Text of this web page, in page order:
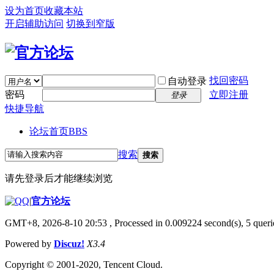
设为首页收藏本站
开启辅助访问 切换到窄版
自动登录 找回密码
密码
登录
立即注册
快捷导航
论坛首页BBS
搜索 搜索
请先登录后才能继续浏览
|官方论坛
GMT+8, 2026-8-10 20:53 , Processed in 0.009224 second(s), 5
Powered by Discuz! X3.4
Copyright © 2001-2020, Tencent Cloud.